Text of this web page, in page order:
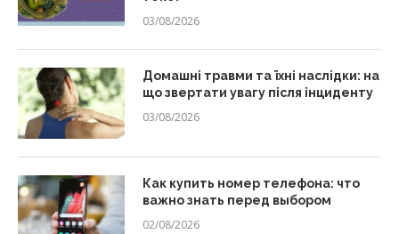
03/08/2026
Домашні травми та їхні наслідки: на
що звертати увагу після інциденту
03/08/2026
Как купить номер телефона: что
важно знать перед выбором
02/08/2026